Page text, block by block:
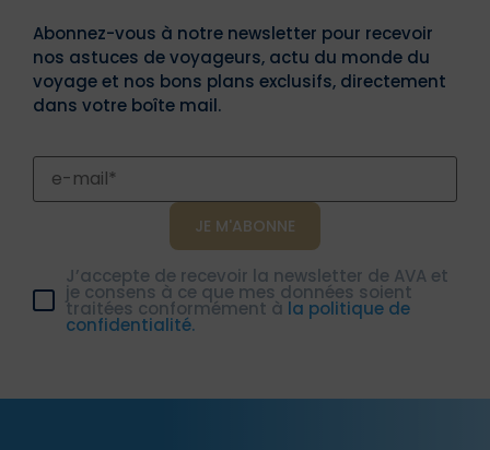
Abonnez-vous à notre newsletter pour recevoir
nos astuces de voyageurs, actu du monde du
voyage et nos bons plans exclusifs, directement
dans votre boîte mail.
J’accepte de recevoir la newsletter de AVA et
je consens à ce que mes données soient
traitées conformément à la politique de
confidentialité.